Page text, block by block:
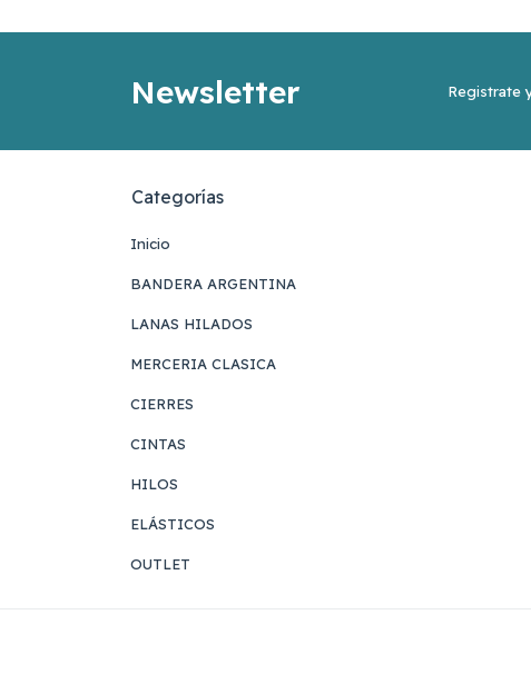
Newsletter Registrate
Categorías
Inicio
BANDERA ARGENTINA
LANAS HILADOS
MERCERIA CLASICA
CIERRES
CINTAS
HILOS
ELÁSTICOS
OUTLET